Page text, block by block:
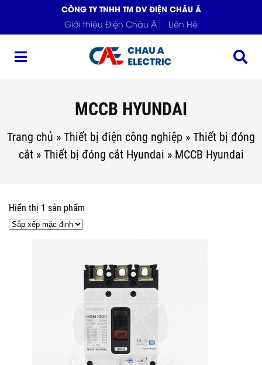
CÔNG TY TNHH TM DV ĐIỆN CHÂU Á
Giới thiệu Điện Châu Á
Liên Hệ
MCCB HYUNDAI
Trang chủ » Thiết bị điện công nghiệp » Thiết bị đóng
cắt» Thiết bị đóng cắt Hyundai » MCCB Hyundai
Hiển thị 1 sản phẩm